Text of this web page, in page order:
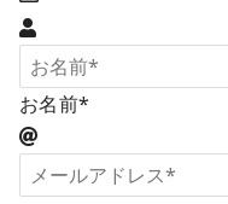
お名前*